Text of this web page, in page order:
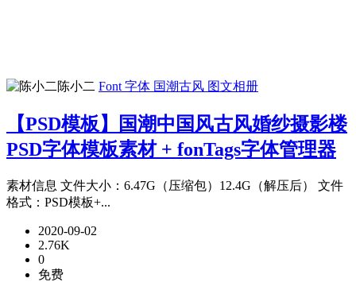
陈小二 Font 字体 国潮古风 图文相册
【PSD模板】国潮中国风古风婚纱摄影楼
PSD字体模板素材 + fonTags字体管理器
素材信息 文件大小：6.47G（压缩包）12.4G（解压后） 文件
格式：PSD模板+...
2020-09-02
2.76K
0
免费